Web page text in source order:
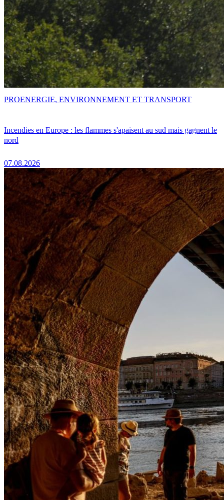
Incendies en Europe : les flammes s'apaisent au sud mais gagnent le
nord
07.08.2026
PROENERGIE, ENVIRONNEMENT ET TRANSPORT